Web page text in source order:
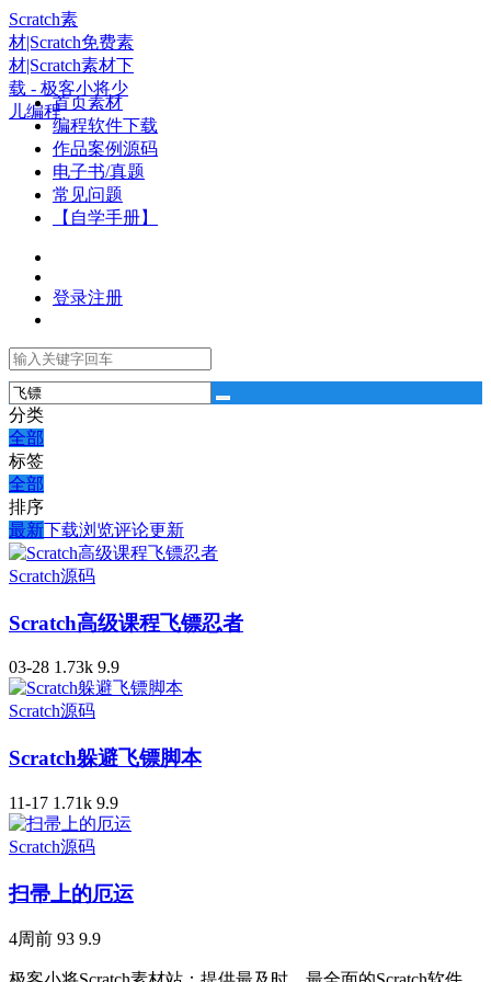
Scratch素
材|Scratch免费素
材|Scratch素材下
载 - 极客小将少
儿编程首页素材
编程软件下载
作品案例源码
电子书/真题
常见问题
【自学手册】
登录注册
分类
全部
标签
全部
排序
最新下载浏览评论更新
Scratch源码
Scratch高级课程飞镖忍者
03-28 1.73k 9.9
Scratch源码
Scratch躲避飞镖脚本
11-17 1.71k 9.9
Scratch源码
扫帚上的厄运
4周前 93 9.9